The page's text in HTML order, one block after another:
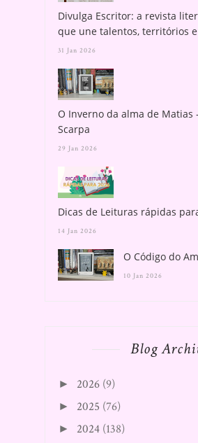
Divulga Escritor: a revista
que une talentos, territórios
31 Jan 2026
O Inverno da alma de Matias
Scarpa
29 Jan 2026
Dicas de Leituras rápidas
14 Jan 2026
O Código do
10 Jan 2026
Blog
► 2026 (9)
► 2025 (76)
► 2024 (138)